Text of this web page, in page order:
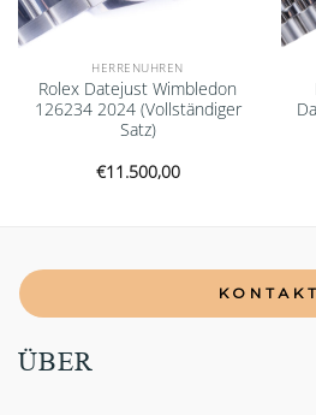
HERRENUHREN
Rolex Datejust Wimbledon
126234 2024 (Vollständiger
Satz)
€11.500,00
KONTAKT
ÜBER